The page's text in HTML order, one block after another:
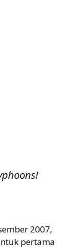
2007,
pertama